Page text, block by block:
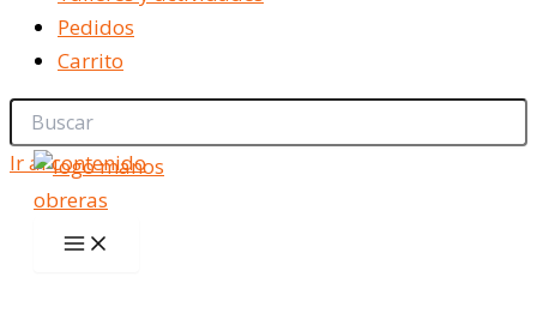
Pedidos
Carrito
Ir al contenido